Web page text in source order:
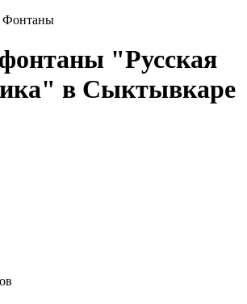
Фонтаны
"Русская
в Сыктывкаре